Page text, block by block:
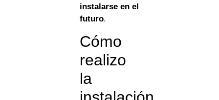
instalarse en el
futuro.
Cómo
realizo
la